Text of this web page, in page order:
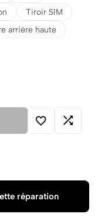
Tiroir SIM
arrière haute
réparation